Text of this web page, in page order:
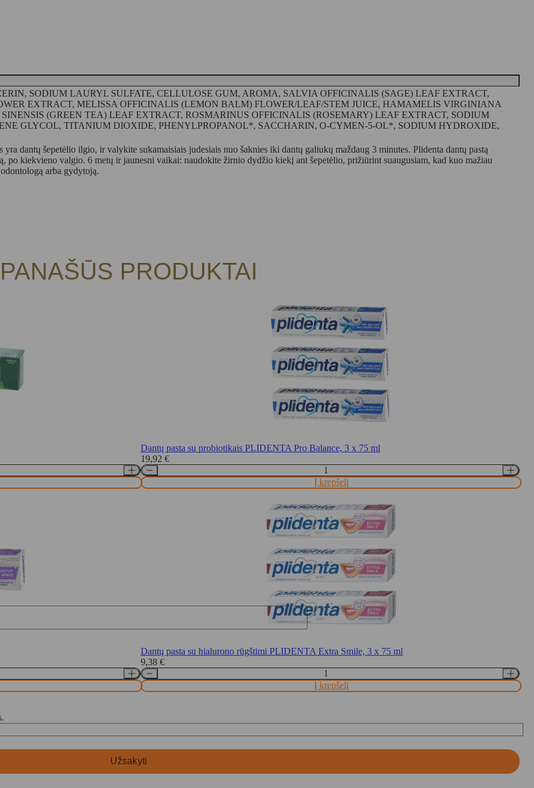
SODIUM LAURYL SULFATE, CELLULOSE GUM, AROMA, SALVIA OFFICINALIS (SAGE) LEAF EXTRACT,
EXTRACT, MELISSA OFFICINALIS (LEMON BALM) FLOWER/LEAF/STEM JUICE, HAMAMELIS VIRGINIANA
(GREEN TEA) LEAF EXTRACT, ROSMARINUS OFFICINALIS (ROSEMARY) LEAF EXTRACT, SODIUM
GLYCOL, TITANIUM DIOXIDE, PHENYLPROPANOL*, SACCHARIN, O-CYMEN-5-OL*, SODIUM HYDROXIDE,
yra dantų šepetėlio ilgio, ir valykite sukamaisiais judesiais nuo šaknies iki dantų galiukų maždaug 3 minutes. Plidenta dantų pastą
po kiekvieno valgio. 6 metų ir jaunesni vaikai: naudokite žirnio dydžio kiekį ant šepetėlio, prižiūrint suaugusiam, kad kuo mažiau
arba gydytoją.
PANAŠŪS PRODUKTAI
Dantų pasta su probiotikais PLIDENTA Pro Balance, 3 x 75 ml
19,92 €
Į krepšelį
Dantų pasta su hialurono rūgštimi PLIDENTA Extra Smile, 3 x 75 ml
9,38 €
Į krepšelį
Užsakyti